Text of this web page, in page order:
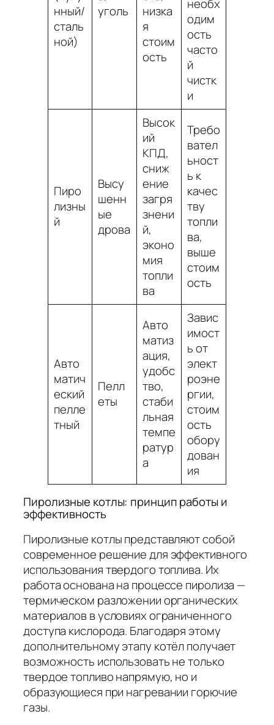
нный/
сталь
ной)
уголь
низка
я
стоим
ость
необх
одим
ость
часто
й
чистк
и
Пиро
лизны
й
Высу
шенн
ые
дрова
Высок
ий
КПД,
сниж
ение
загря
знени
й,
эконо
мия
топли
ва
Требо
вател
ьност
ь к
качес
тву
топли
ва,
выше
стоим
ость
Авто
матич
еский
пелле
тный
Пелл
еты
Авто
матиз
ация,
удобс
тво,
стаби
льная
темпе
ратур
а
Завис
имост
ь от
элект
роэне
ргии,
стоим
ость
обору
дован
ия
Пиролизные котлы: принцип работы и
эффективность
Пиролизные котлы представляют собой
современное решение для эффективного
использования твердого топлива. Их
работа основана на процессе пиролиза —
термическом разложении органических
материалов в условиях ограниченного
доступа кислорода. Благодаря этому
дополнительному этапу котёл получает
возможность использовать не только
твердое топливо напрямую, но и
образующиеся при нагревании горючие
газы.